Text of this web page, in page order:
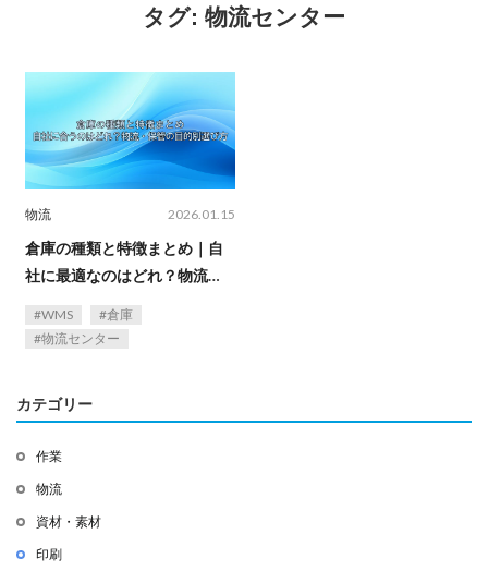
タグ: 物流センター
物流 2026.01.15
倉庫の種類と特徴まとめ｜自
社に最適なのはどれ？物流・
WMS
倉庫
物流センター
カテゴリー
作業
物流
資材・素材
印刷